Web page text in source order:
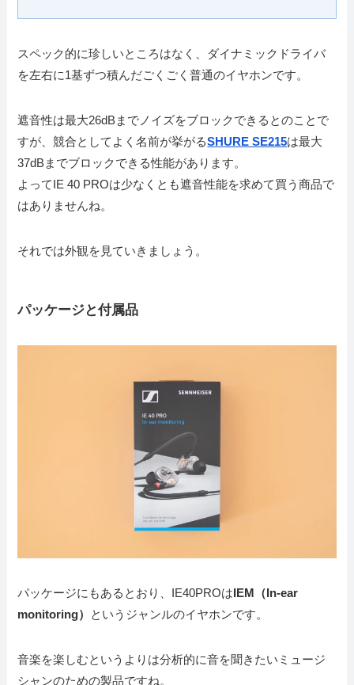
スペック的に珍しいところはなく、ダイナミックドライバ
を左右に1基ずつ積んだごくごく普通のイヤホンです。
遮音性は最大26dBまでノイズをブロックできるとのことで
すが、競合としてよく名前が挙がるSHURE SE215は最大
37dBまでブロックできる性能があります。
よってIE 40 PROは少なくとも遮音性能を求めて買う商品で
はありませんね。
それでは外観を見ていきましょう。
パッケージと付属品
パッケージにもあるとおり、IE40PROはIEM（In-ear
monitoring） というジャンルのイヤホンです。
音楽を楽しむというよりは分析的に音を聞きたいミュージ
シャンのための製品ですね。